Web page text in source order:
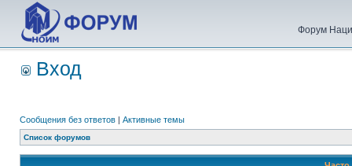
Форум
Вход
Сообщения без ответов | Активные темы
Список форумов